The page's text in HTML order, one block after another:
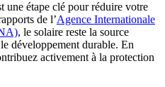
une étape clé pour réduire votre
de l’Agence Internationale
, le solaire reste la source
développement durable. En
activement à la protection